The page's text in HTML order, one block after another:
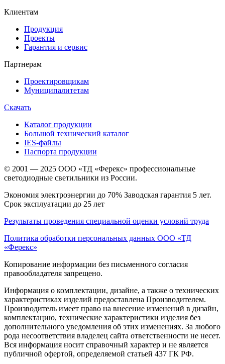
Клиентам
Продукция
Проекты
Гарантия и сервис
Партнерам
Проектировщикам
Муниципалитетам
Скачать
Каталог продукции
Большой технический каталог
IES-файлы
Паспорта продукции
© 2001 — 2025 ООО «ТД «Ферекс» профессиональные
светодиодные светильники из России.
Экономия электроэнергии до 70% Заводская гарантия 5 лет.
Срок эксплуатации до 25 лет
Результаты проведения специальной оценки условий труда
Политика обработки персональных данных ООО «ТД
«Ферекс»
Копирование информации без письменного согласия
правообладателя запрещено.
Информация о комплектации, дизайне, а также о технических
характеристиках изделий предоставлена Производителем.
Производитель имеет право на внесение изменений в дизайн,
комплектацию, технические характеристики изделия без
дополнительного уведомления об этих изменениях. За любого
рода несоответствия владелец сайта ответственности не несет.
Вся информация носит справочный характер и не является
публичной офертой, определяемой статьей 437 ГК РФ.